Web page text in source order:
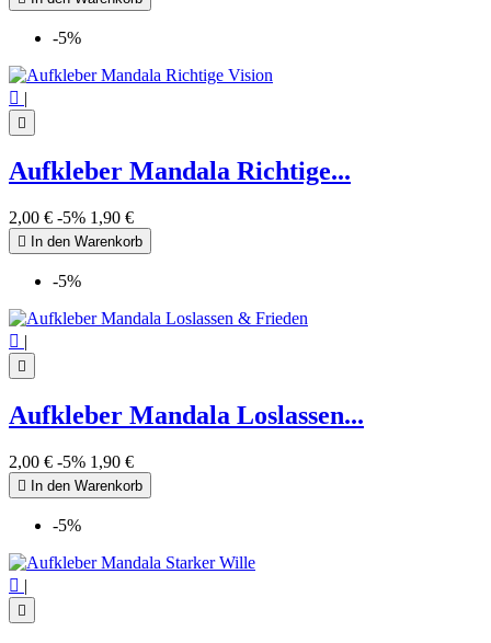
-5%
 |

Aufkleber Mandala Richtige...
2,00 € -5% 1,90 €
 In den Warenkorb
-5%
 |

Aufkleber Mandala Loslassen...
2,00 € -5% 1,90 €
 In den Warenkorb
-5%
 |
